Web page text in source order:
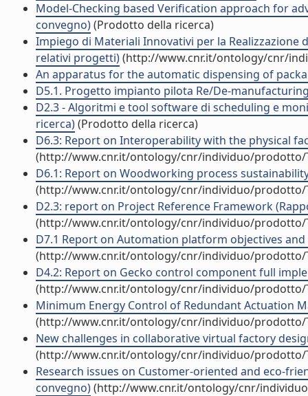
Model-Checking based Verification approach for
convegno)(Prodotto della ricerca)
Impiego di Materiali Innovativi per la
relativi progetti)(http://www.cnr.it/ontology/cnr/
An apparatus for the automatic dispensing of
D5.1. Progetto impianto pilota Re/De-
D2.3 - Algoritmi e tool software di scheduling e
ricerca)(Prodotto della ricerca)
D6.3: Report on Interoperability with the physical
(http://www.cnr.it/ontology/cnr/individuo/prodotto/
D6.1: Report on Woodworking process
(http://www.cnr.it/ontology/cnr/individuo/prodotto/
D2.3: report on Project Reference Framework
(http://www.cnr.it/ontology/cnr/individuo/prodotto/
D7.1 Report on Automation platform objectives
(http://www.cnr.it/ontology/cnr/individuo/prodotto/
D4.2: Report on Gecko control component full
(http://www.cnr.it/ontology/cnr/individuo/prodotto/
Minimum Energy Control of Redundant Actuation
(http://www.cnr.it/ontology/cnr/individuo/prodotto/
New challenges in collaborative virtual factory
(http://www.cnr.it/ontology/cnr/individuo/prodotto/
Research issues on Customer-oriented and eco-
convegno)(http://www.cnr.it/ontology/cnr/